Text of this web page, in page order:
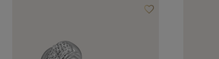
favorite_borderAjouter à vos favoris